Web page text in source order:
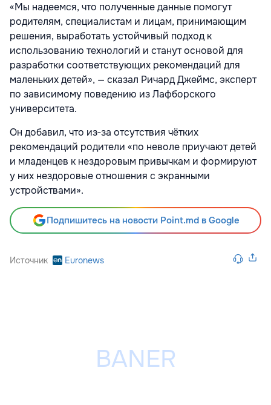
«Мы надеемся, что полученные данные помогут
родителям, специалистам и лицам, принимающим
решения, выработать устойчивый подход к
использованию технологий и станут основой для
разработки соответствующих рекомендаций для
маленьких детей», — сказал Ричард Джеймс, эксперт
по зависимому поведению из Лафборского
университета.
Он добавил, что из‑за отсутствия чётких
рекомендаций родители «по неволе приучают детей
и младенцев к нездоровым привычкам и формируют
у них нездоровые отношения с экранными
устройствами».
Подпишитесь на новости Point.md в Google
Источник Euronews